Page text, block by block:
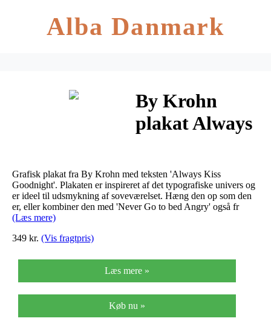
Alba Danmark
By Krohn
plakat Always
Goodnight
Rosa (50 x 70
cm.)
Grafisk plakat fra By Krohn med teksten 'Always Kiss
Goodnight'. Plakaten er inspireret af det typografiske univers og
er ideel til udsmykning af soveværelset. Hæng den op som den
er, eller kombiner den med 'Never Go to bed Angry' også fr
(Læs mere)
349 kr. (Vis fragtpris)
Læs mere »
Køb nu »